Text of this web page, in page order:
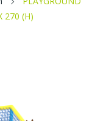
270 (H)